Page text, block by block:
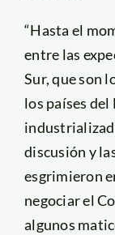
“Hasta el
entre las
Sur, que son
los países
discusión y
esgrimieron
negociar el
algunos